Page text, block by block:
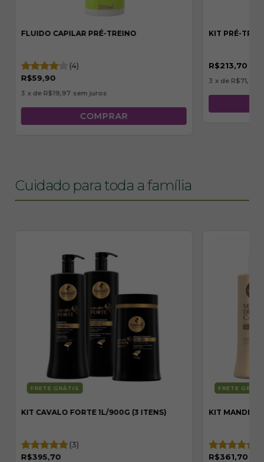
FLUIDO CAPILAR PRÉ-TREINO
(4)
R$59,90
3 x de R$19,97 sem juros
KIT PRÉ-
R$213,70
3 x de R$71,23
Cuidado para toda a família
FRETE GRÁTIS
KIT CAVALO FORTE 1L/900G (3 ITENS)
(3)
R$395,70
FRETE
KIT
R$361,70